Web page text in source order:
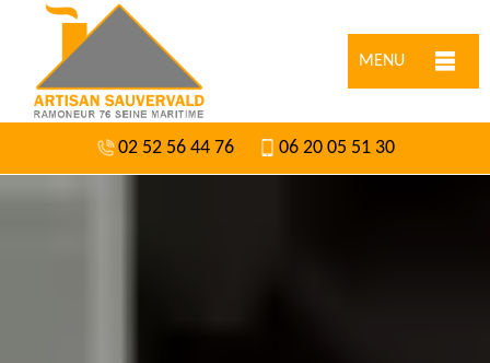
MENU
02 52 56 44 76 06 20 05 51 30